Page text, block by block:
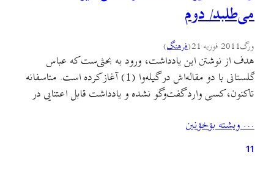
می‌طلبد/ دوم
ورگ2011 فوریه 21 (فرهنگ)
هدف از نوشتن این یادداشت، ورود به بحثی‌ست که عباس
گلستانی با دو مقاله‌اش در گیله‌وا (1) آغاز کرده است. متاسفانه
تاکنون، کسی وارد گفت‌وگو نشده و یادداشت قابل اعتنایی در
نشده است. عباس گلستانی در دو مقاله‌ی مفصل خود، روی دو
موضوع «خطی که…
… ويشته بۊخؤنين
11